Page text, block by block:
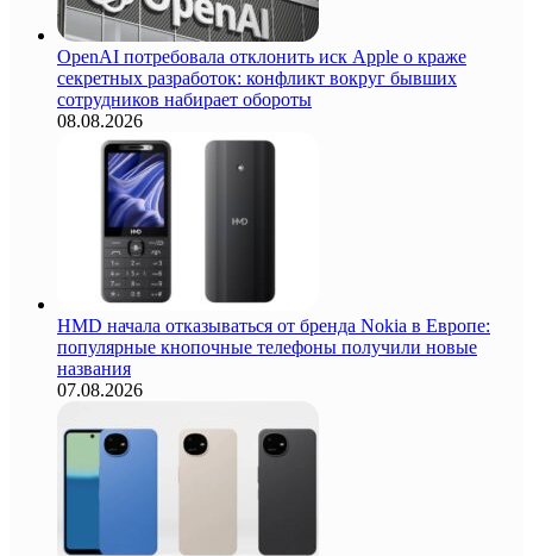
OpenAI потребовала отклонить иск Apple о краже
секретных разработок: конфликт вокруг бывших
сотрудников набирает обороты
08.08.2026
HMD начала отказываться от бренда Nokia в Европе:
популярные кнопочные телефоны получили новые
названия
07.08.2026